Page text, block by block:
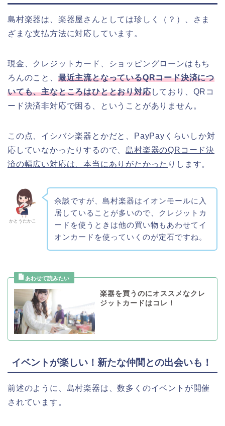
島村楽器は、楽器屋さんとしては珍しく（？）、さま
ざまな支払方法に対応しています。
現金、クレジットカード、ショッピングローンはもち
ろんのこと、 最近主流となっているQRコード決済につ
いても、主なところはひととおり対応しており、QRコ
ード決済非対応で困る、ということがありません。
この点、イシバシ楽器とかだと、PayPayくらいしか対
応していなかったりするので、島村楽器のQRコード決
済の幅広い対応は、本当にありがたかった りします。
かとうたかこ
余談ですが、島村楽器はイオンモールに入
居していることが多いので、クレジットカ
ードを使うときは他の買い物もあわせてイ
オンカードを使っていくのが定石ですね。
楽器を買うのにオススメなクレ
ジットカードはコレ！
イベントが楽しい！新たな仲間との出会いも！
前述のように、島村楽器は、数多くのイベントが開催
されています。